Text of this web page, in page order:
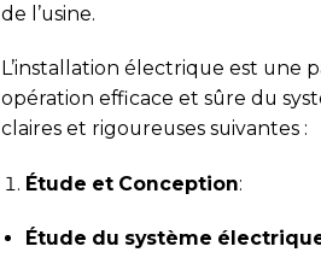
de l’usine.
L’installation électrique est une
opération efficace et sûre du
claires et rigoureuses suivantes :
Étude et Conception:
Étude du système